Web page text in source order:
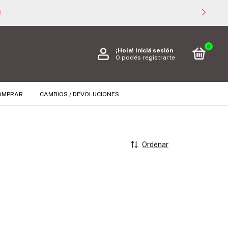
¡Hola! Iniciá sesión
O podés registrarte
0
CAMBIOS / DEVOLUCIONES
Ordenar